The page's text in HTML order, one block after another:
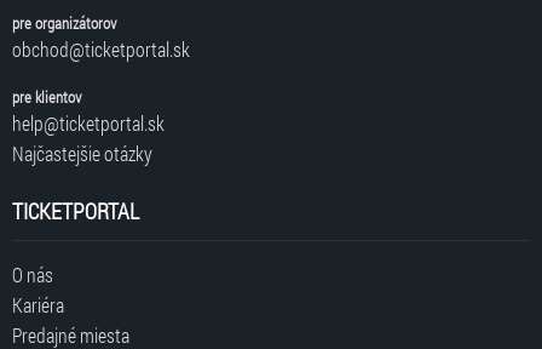
pre organizátorov
obchod@ticketportal.sk
pre klientov
help@ticketportal.sk
Najčastejšie otázky
TICKETPORTAL
O nás
Kariéra
Predajné miesta